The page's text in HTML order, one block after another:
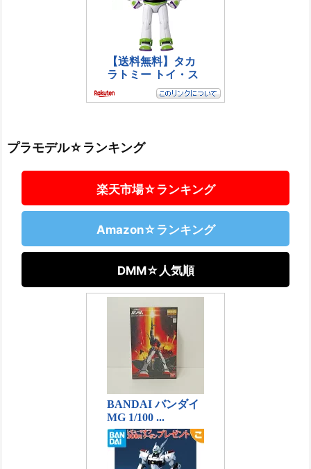
プラモデル☆ランキング
楽天市場☆ランキング
Amazon☆ランキング
DMM☆人気順